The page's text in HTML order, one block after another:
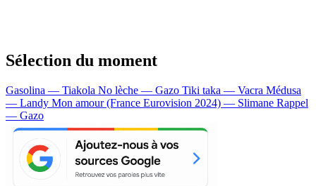
Sélection du moment
Gasolina — Tiakola No lèche — Gazo Tiki taka — Vacra Médusa
— Landy Mon amour (France Eurovision 2024) — Slimane Rappel
— Gazo